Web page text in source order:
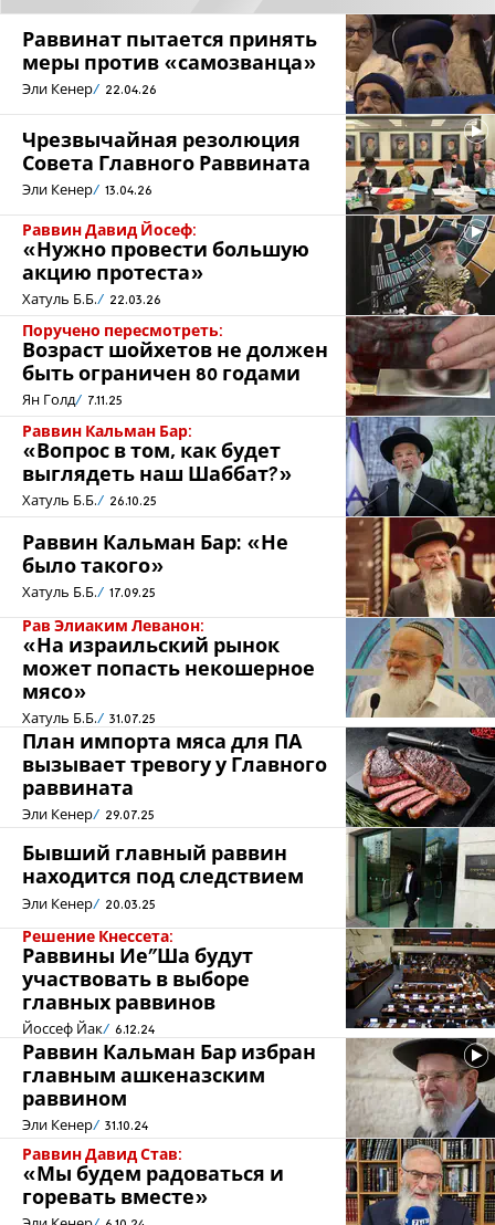
Раввинат пытается принять
меры против «самозванца»
Эли Кенер 22.04.26
Чрезвычайная резолюция
Совета Главного Раввината
Эли Кенер 13.04.26
Раввин Давид Йосеф:
«Нужно провести большую
акцию протеста»
Хатуль Б.Б. 22.03.26
Поручено пересмотреть:
Возраст шойхетов не должен
быть ограничен 80 годами
Ян Голд 7.11.25
Раввин Кальман Бар:
«Вопрос в том, как будет
выглядеть наш Шаббат?»
Хатуль Б.Б. 26.10.25
Раввин Кальман Бар: «Не
было такого»
Хатуль Б.Б. 17.09.25
Рав Элиаким Леванон:
«На израильский рынок
может попасть некошерное
мясо»
Хатуль Б.Б. 31.07.25
План импорта мяса для ПА
вызывает тревогу у Главного
раввината
Эли Кенер 29.07.25
Бывший главный раввин
находится под следствием
Эли Кенер 20.03.25
Решение Кнессета:
Раввины Ие”Ша будут
участвовать в выборе
главных раввинов
Йоссеф Йак 6.12.24
Раввин Кальман Бар избран
главным ашкеназским
раввином
Эли Кенер 31.10.24
Раввин Давид Став:
«Мы будем радоваться и
горевать вместе»